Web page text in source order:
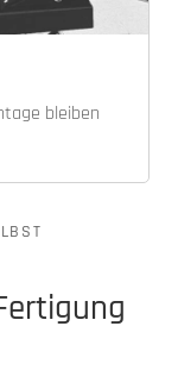
bleiben